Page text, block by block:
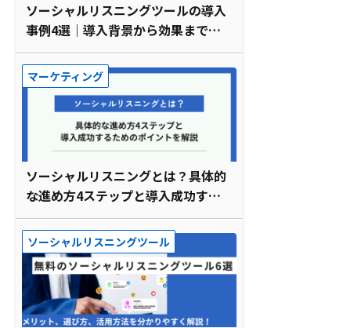
ソーシャルリスニングツールの導入
事例4選｜導入背景から効果まで徹
底解説【2026年最新】
マーケティング
ソーシャルリスニングとは？具体的
な進め方4ステップと導入成功する
ためのポイント
ソーシャルリスニングツール